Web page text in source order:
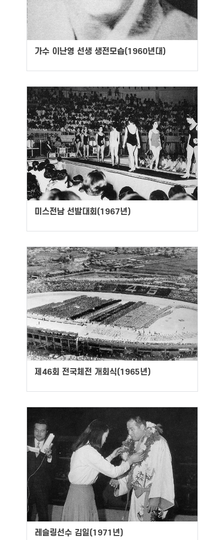
가수 이난영 선생 생전모습(1960년대)
미스전남 선발대회(1967년)
제46회 전국체전 개회식(1965년)
레슬링선수 김일(1971년)